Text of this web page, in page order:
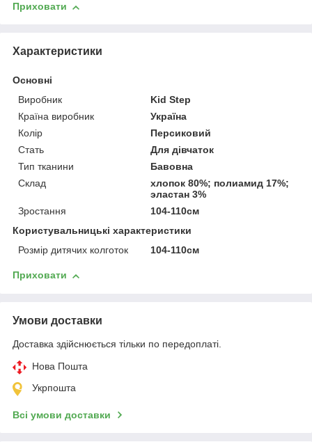
Приховати
Характеристики
Основні
Виробник
Kid Step
Країна виробник
Україна
Колір
Персиковий
Стать
Для дівчаток
Тип тканини
Бавовна
Склад
хлопок 80%; полиамид 17%;
эластан 3%
Зростання
104-110см
Користувальницькі характеристики
Розмір дитячих колготок
104-110см
Приховати
Умови доставки
Доставка здійснюється тільки по передоплаті.
Нова Пошта
Укрпошта
Всі умови доставки